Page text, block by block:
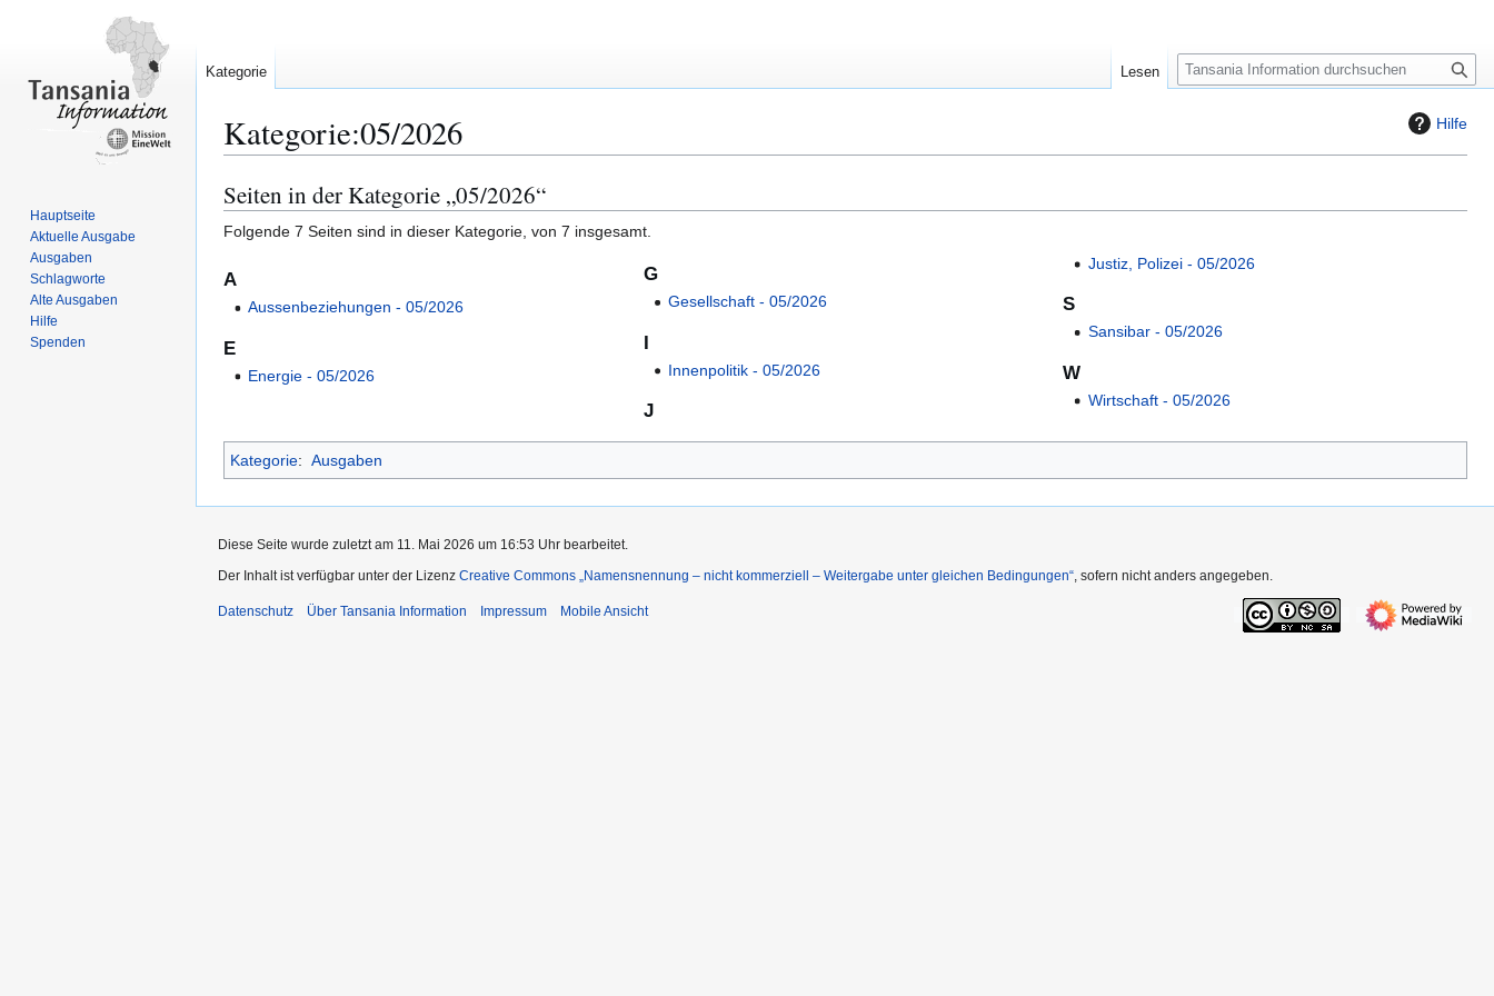
Hilfe
Kategorie:05/2026
Zur
Navigation
springen
Zur
Suche
springen
Seiten in der Kategorie „05/2026“
Folgende 7 Seiten sind in dieser Kategorie, von 7 insgesamt.
A
Aussenbeziehungen ‐ 05/2026
E
Energie ‐ 05/2026
G
Gesellschaft ‐ 05/2026
I
Innenpolitik ‐ 05/2026
J
Justiz, Polizei ‐ 05/2026
S
Sansibar ‐ 05/2026
W
Wirtschaft ‐ 05/2026
Kategorie: Ausgaben
Kategorie Lesen
S
u
e
Hauptseite
Aktuelle Ausgabe
Ausgaben
Schlagworte
Alte Ausgaben
Hilfe
Spenden
Diese Seite wurde zuletzt am 11. Mai 2026 um 16:53 Uhr bearbeitet.
Der Inhalt ist verfügbar unter der Lizenz Creative Commons „Namensnennung – nicht kommerziell – Weitergabe unter gleichen Bedingungen“, sofern nicht anders angegeben.
Datenschutz Über Tansania Information Impressum Mobile Ansicht